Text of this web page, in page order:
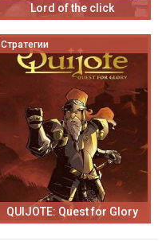
Lord of the click
Стратегии
QUIJOTE: Quest for Glory